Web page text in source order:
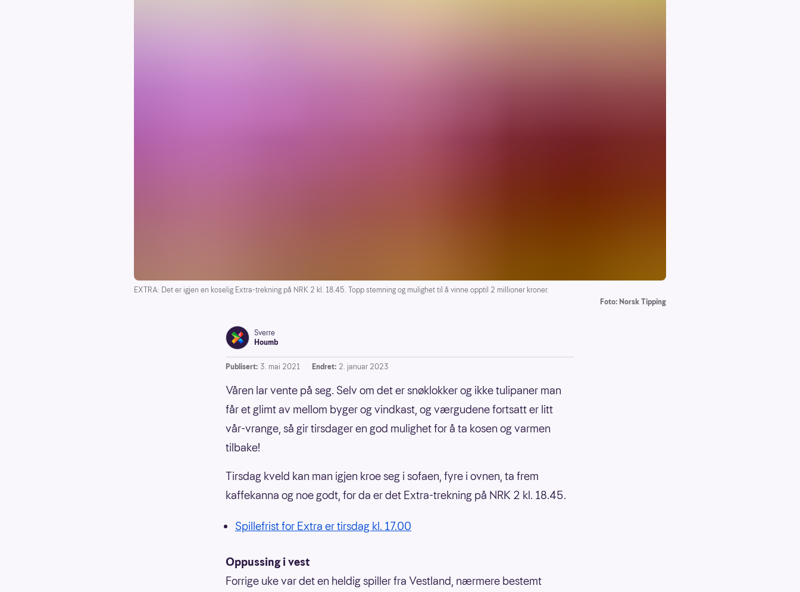
EXTRA: Det er igjen en koselig Extra-trekning på NRK 2 kl. 18.45. Topp stemning og mulighet til å vinne opptil 2 millioner kroner.
Foto: Norsk Tipping
Sverre
Houmb
Publisert: 3. mai 2021 Endret: 2. januar 2023
Våren lar vente på seg. Selv om det er snøklokker og ikke tulipaner man
får et glimt av mellom byger og vindkast, og værgudene fortsatt er litt
vår-vrange, så gir tirsdager en god mulighet for å ta kosen og varmen
tilbake!
Tirsdag kveld kan man igjen kroe seg i sofaen, fyre i ovnen, ta frem
kaffekanna og noe godt, for da er det Extra-trekning på NRK 2 kl. 18.45.
Spillefrist for Extra er tirsdag kl. 17.00
Oppussing i vest
Forrige uke var det en heldig spiller fra Vestland, nærmere bestemt